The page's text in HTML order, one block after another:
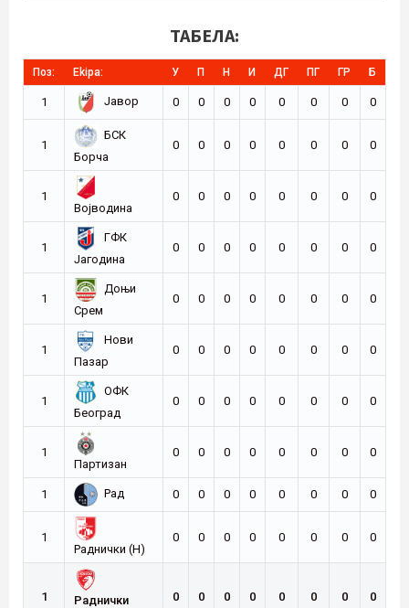
ТАБЕЛА:
Поз: Ekipa: У П Н И ДГ ПГ ГР Б
1 Јавор 0 0 0 0 0 0 0 0
1
БСК
Борча
0 0 0 0 0 0 0 0
1
Војводина
0 0 0 0 0 0 0 0
1
ГФК
Јагодина
0 0 0 0 0 0 0 0
1
Доњи
Срем
0 0 0 0 0 0 0 0
1
Нови
Пазар
0 0 0 0 0 0 0 0
1
ОФК
Београд
0 0 0 0 0 0 0 0
1
Партизан
0 0 0 0 0 0 0 0
1 Рад 0 0 0 0 0 0 0 0
1
Раднички (Н)
0 0 0 0 0 0 0 0
1
Раднички
0 0 0 0 0 0 0 0